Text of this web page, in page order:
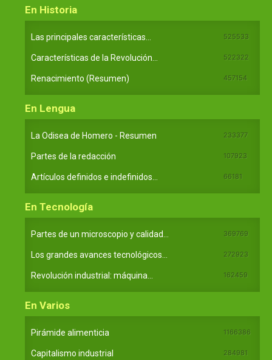
En Historia
Las principales características... 525533
Características de la Revolución... 522322
Renacimiento (Resumen) 457154
En Lengua
La Odisea de Homero - Resumen 233377
Partes de la redacción 107923
Artículos definidos e indefinidos... 66181
En Tecnología
Partes de un microscopio y calidad... 369769
Los grandes avances tecnológicos... 272923
Revolución industrial: máquina... 162459
En Varios
Pirámide alimenticia 1166386
Capitalismo industrial 284981